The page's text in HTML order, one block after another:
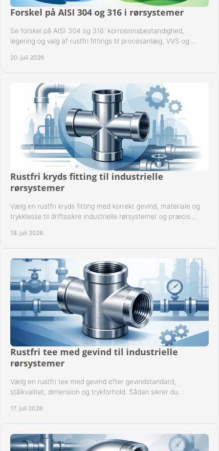
Forskel på AISI 304 og 316 i rørsystemer
Se forskel på AISI 304 og 316: korrosionsbestandighed,
legering og valg af rustfri fittings til procesanlæg, VVS og
20. juli 2026
Rustfri kryds fitting til industrielle
rørsystemer
Vælg en rustfri kryds fitting med korrekt gevind, materiale og
trykklasse til driftssikre industrielle rørsystemer og præcis
18. juli 2026
Rustfri tee med gevind til industrielle
rørsystemer
Vælg en rustfri tee med gevind efter gevindstandard,
stålkvalitet, dimension og trykforhold. Sådan sikrer du
17. juli 2026